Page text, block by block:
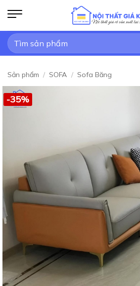
qua
nội
dung
Tìm
kiếm:
Sản phẩm / SOFA / Sofa Băng
-35%